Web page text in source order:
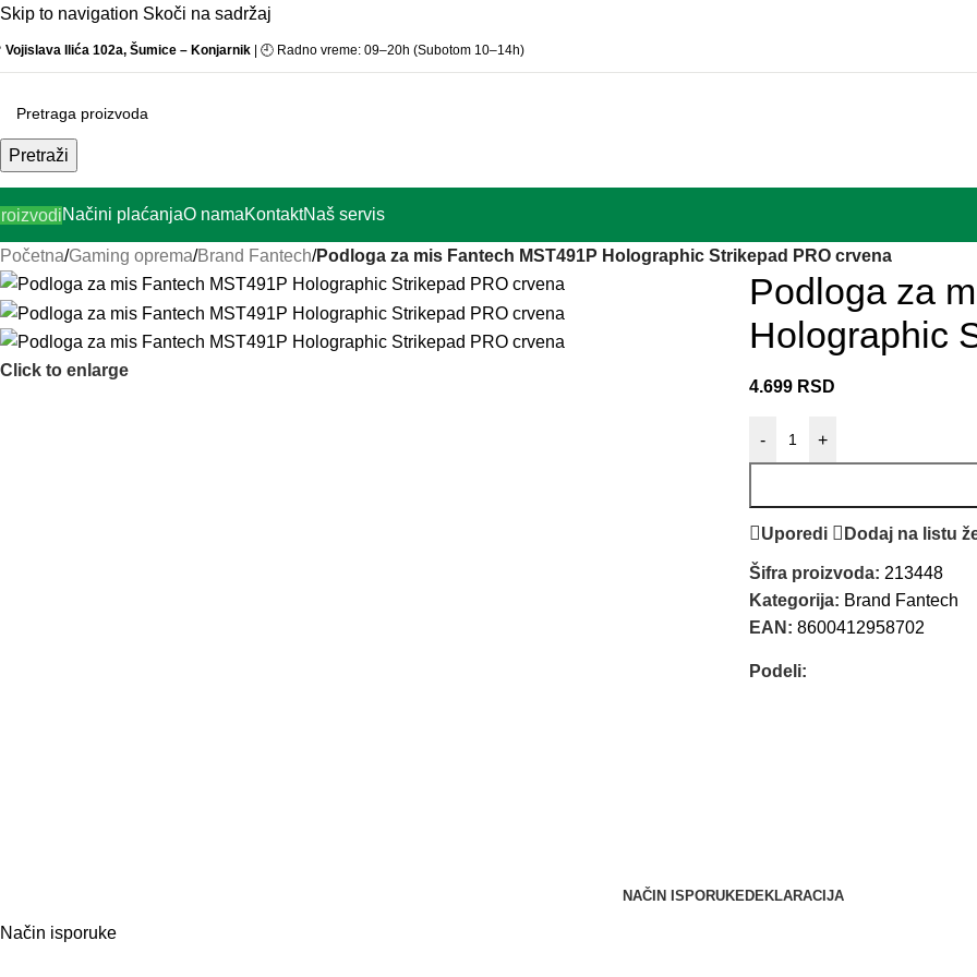
Skip to navigation Skoči na sadržaj
Vojislava Ilića 102a, Šumice – Konjarnik | 🕘 Radno vreme: 09–20h (Subotom 10–14h)
Pretraži
Načini plaćanjaO namaKontaktNaš servis
Početna/Gaming oprema/Brand Fantech/Podloga za mis Fantech MST491P Holographic Strikepad PRO crvena
Click to enlarge
Podloga za
Holographic
4.699 RSD
- +
Uporedi Dodaj na listu
Šifra proizvoda: 213448
Kategorija: Brand Fantech
EAN: 8600412958702
Podeli:
NAČIN ISPORUKE DEKLARACIJA
Način isporuke